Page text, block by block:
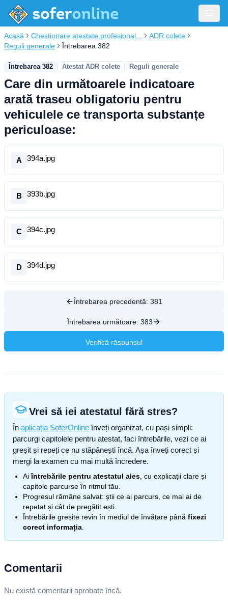
Acasă Chestionare atestate profesional...
ADR colete
Reguli generale
Întrebarea 382
Întrebarea 382 Atestat ADR colete Reguli generale
Care din următoarele indicatoare
arată traseu obligatoriu pentru
vehiculele ce transporta substanțe
periculoase:
A 394a.jpg
B 393b.jpg
C 394c.jpg
D 394d.jpg
Întrebarea precedentă: 381
Întrebarea următoare: 383
Verifică răspunsul
Vrei să iei atestatul fără stres?
În aplicația SoferOnline înveți organizat, cu pași simpli:
parcurgi capitolele pentru atestat, faci întrebările, vezi ce ai
greșit și repeți ce nu stăpânești încă. Așa înveți corect și
mergi la examen cu mai multă încredere.
Aiîntrebările pentru atestatul ales , cu explicații clare și
capitole parcurse în ritmul tău.
Progresul rămâne salvat: știi ce ai parcurs, ce mai ai de
repetat și cât de pregătit ești.
Întrebările greșite revin în mediul de învățare până fixezi
corect informația
Comentarii
Nu există comentarii aprobate încă.